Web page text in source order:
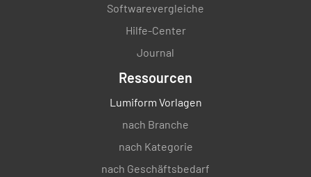
Softwarevergleiche
Hilfe-Center
Journal
Ressourcen
Lumiform Vorlagen
nach Branche
nach Kategorie
nach Geschäftsbedarf